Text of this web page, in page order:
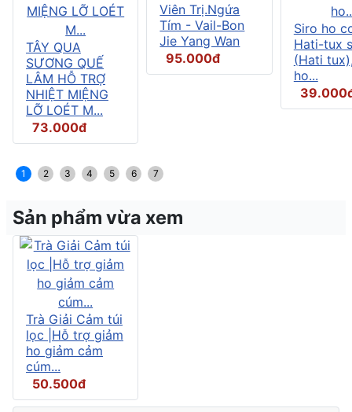
TÂY QUA
SƯƠNG QUẾ
LÂM HỖ TRỢ
NHIỆT MIỆNG
LỠ LOÉT M...
73.000đ
Viên Trị.Ngứa
Tím - Vail-Bon
Jie Yang Wan
95.000đ
Siro ho
Hati-tux
(Hati
ho...
1 2 3 4 5 6 7
Sản phẩm vừa xem
Trà Giải Cảm túi
lọc |Hỗ trợ giảm
ho giảm cảm
cúm...
50.500đ